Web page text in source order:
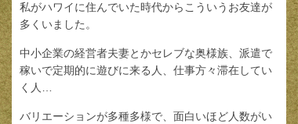
私がハワイに住んでいた時代からこういうお友達が
多くいました。
中小企業の経営者夫妻とかセレブな奥様族、派遣で
稼いで定期的に遊びに来る人、仕事方々滞在してい
く人…
バリエーションが多種多様で、面白いほど人数がい